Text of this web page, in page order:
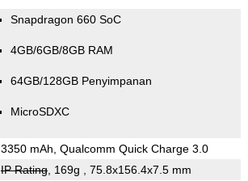
Snapdragon 660 SoC
4GB/6GB/8GB RAM
64GB/128GB Penyimpanan
MicroSDXC
3350 mAh, Qualcomm Quick Charge 3.0
IP Rating, 169g , 75.8x156.4x7.5 mm